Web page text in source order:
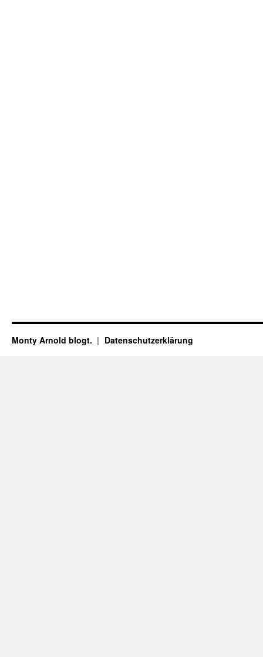
Monty Arnold blogt. Datenschutz­erklärung